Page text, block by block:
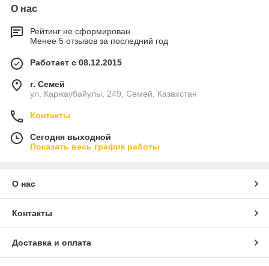
О нас
Рейтинг не сформирован
Менее 5 отзывов за последний год
Работает с 08.12.2015
г. Семей
ул. Каржаубайулы, 249, Семей, Казахстан
Контакты
Сегодня выходной
Показать весь график работы
О нас
Контакты
Доставка и оплата